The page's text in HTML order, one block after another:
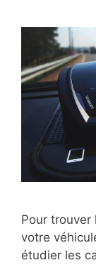
Pour
votre
étudier les